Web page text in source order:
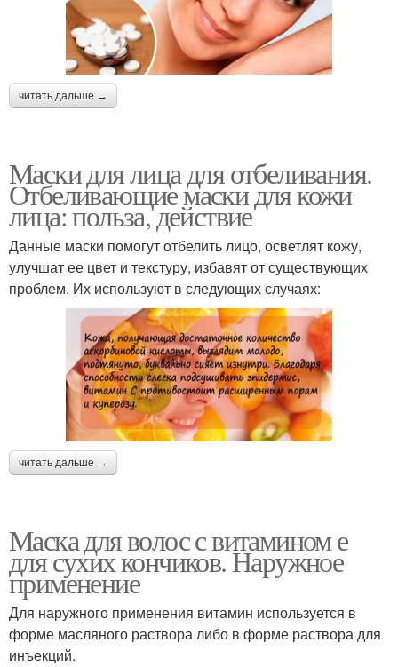
читать дальше →
Маски для лица для отбеливания.
Отбеливающие маски для кожи
лица: польза, действие
Данные маски помогут отбелить лицо, осветлят кожу,
улучшат ее цвет и текстуру, избавят от существующих
проблем. Их используют в следующих случаях:
читать дальше →
Маска для волос с витамином е
для сухих кончиков. Наружное
применение
Для наружного применения витамин используется в
форме масляного раствора либо в форме раствора для
инъекций.